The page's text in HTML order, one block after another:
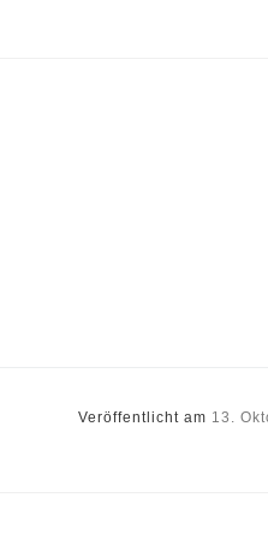
Veröffentlicht am 13.